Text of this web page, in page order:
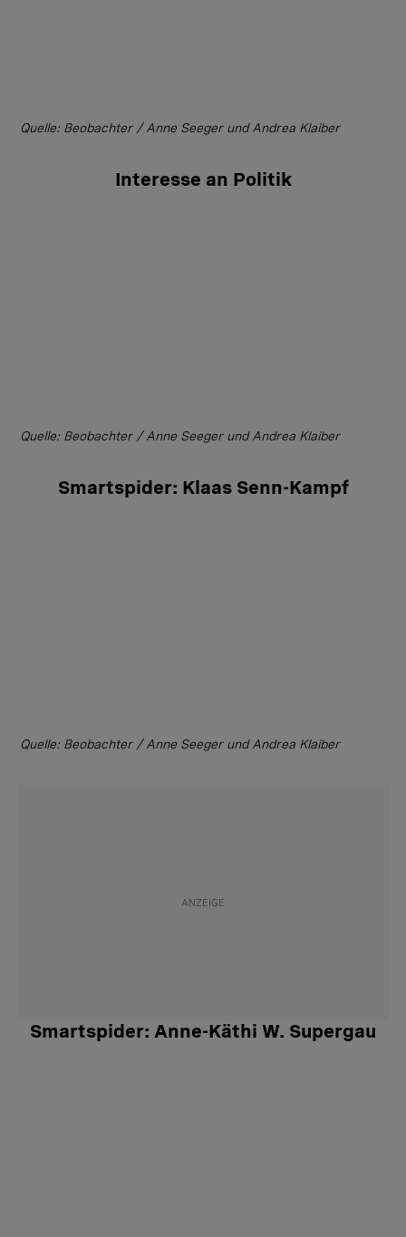
Quelle: Beobachter / Anne Seeger und Andrea Klaiber
Interesse an Politik
Quelle: Beobachter / Anne Seeger und Andrea Klaiber
Smartspider: Klaas Senn-Kampf
Quelle: Beobachter / Anne Seeger und Andrea Klaiber
Smartspider: Anne-Käthi W. Supergau